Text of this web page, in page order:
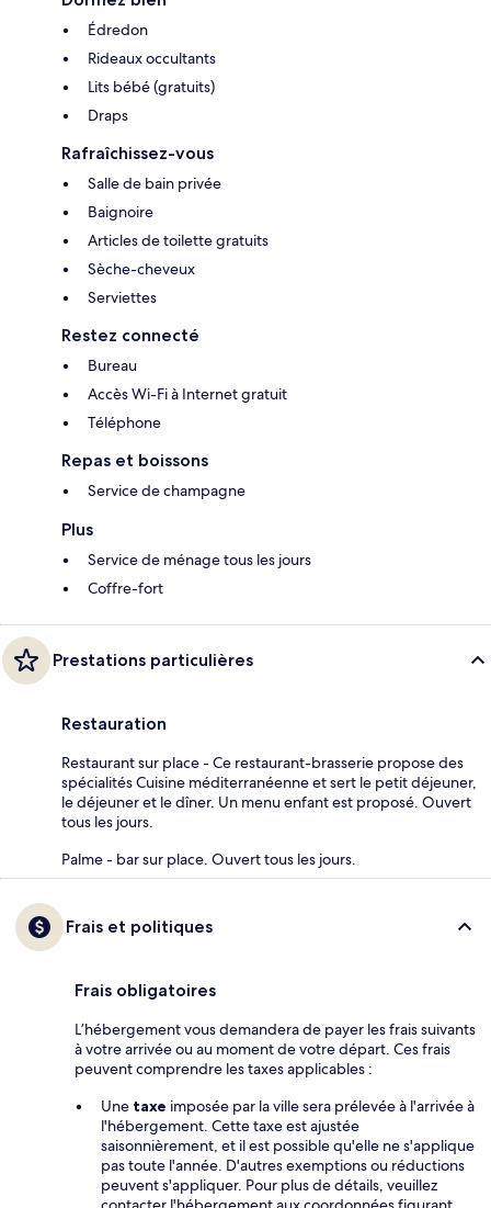
Édredon
Rideaux occultants
Lits bébé (gratuits)
Draps
Rafraîchissez-vous
Salle de bain privée
Baignoire
Articles de toilette gratuits
Sèche-cheveux
Serviettes
Restez connecté
Bureau
Accès Wi-Fi à Internet gratuit
Téléphone
Repas et boissons
Service de champagne
Plus
Service de ménage tous les jours
Coffre-fort
Prestations particulières
Restauration
Restaurant sur place - Ce restaurant-brasserie propose des
spécialités Cuisine méditerranéenne et sert le petit déjeuner,
le déjeuner et le dîner. Un menu enfant est proposé. Ouvert
tous les jours.
Palme - bar sur place. Ouvert tous les jours.
Frais et politiques
Frais obligatoires
L’hébergement vous demandera de payer les frais suivants
à votre arrivée ou au moment de votre départ. Ces frais
peuvent comprendre les taxes applicables :
Une taxe imposée par la ville sera prélevée à l'arrivée à
l'hébergement. Cette taxe est ajustée
saisonnièrement, et il est possible qu'elle ne s'applique
pas toute l'année. D'autres exemptions ou réductions
peuvent s'appliquer. Pour plus de détails, veuillez